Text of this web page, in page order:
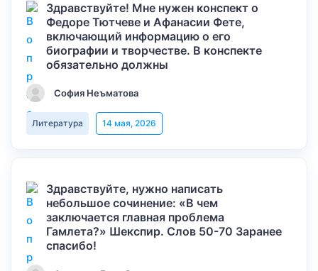
Здравствуйте! Мне нужен конспект о
Федоре Тютчеве и Афанасии Фете,
включающий информацию о его
биографии и творчестве. В конспекте
обязательно должны
София Неъматова
Литература 14 мая, 2026
Здравствуйте, нужно написать
небольшое сочинение: «В чем
заключается главная проблема
Гамлета?» Шекспир. Слов 50-70 Заранее
спасибо!